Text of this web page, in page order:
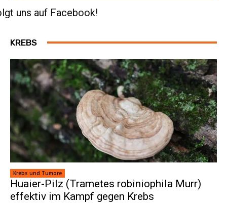
uns auf Facebook!
KREBS
Krebs und Tumore
Huaier-Pilz (Trametes robiniophila Murr)
effektiv im Kampf gegen Krebs